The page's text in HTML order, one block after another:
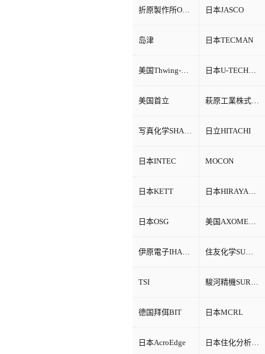
折原製作所ORIHARA 日本JASCO
岛津 日本TECMAN
美国Thwing-Albert 日本U-TECHNOLOGY
美国首立 萩原工業株式会社HAGIHARA
写真化学SHASHIN KAGAKU 日立HITACHI
日本INTEC MOCON
日本KETT 日本HIRAYAMA
日本OSG 美国AXOMETRICS
伊原電子IHARA 住友化学SUMITOMO
TSI 駿河精機SURUGA SEIKI
德国拜佴BIT 日本MCRL
日本AcroEdge 日本住化分析SCAS